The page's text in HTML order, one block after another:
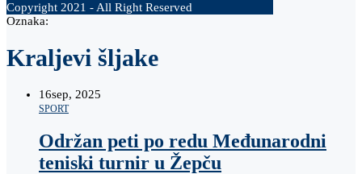
Copyright 2021 - All Right Reserved
Oznaka:
Kraljevi šljake
16sep, 2025
SPORT
Održan peti po redu Međunarodni
teniski turnir u Žepču